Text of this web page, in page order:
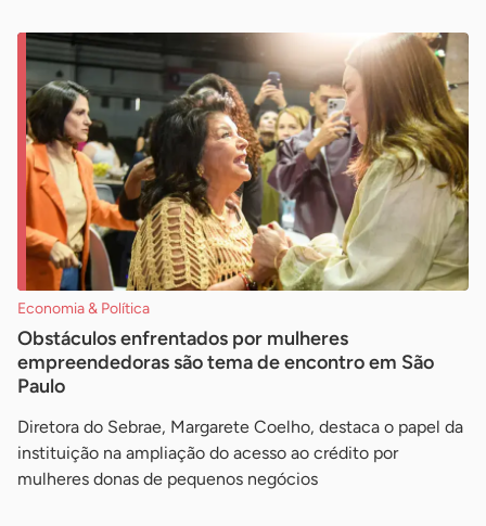
Economia & Política
Obstáculos enfrentados por mulheres
empreendedoras são tema de encontro em São
Paulo
Diretora do Sebrae, Margarete Coelho, destaca o papel da
instituição na ampliação do acesso ao crédito por
mulheres donas de pequenos negócios